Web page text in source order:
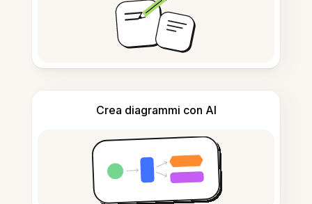
Crea diagrammi con AI